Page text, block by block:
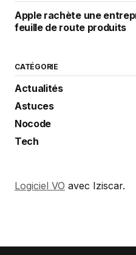
Apple rachète une
feuille de route produits
CATÉGORIE
Actualités
Astuces
Nocode
Tech
Logiciel VO avec Iziscar.